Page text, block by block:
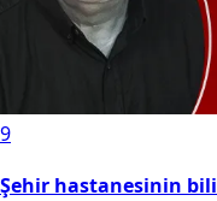
9
Şehir hastanesinin